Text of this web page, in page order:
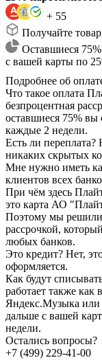
+ 55
Получайте
Оставшиеся
с вашей карты по
Подробнее об
Что такое оплата
безпроцентная
оставшиеся 75% вы
каждые 2 недели.
Есть ли переплата?
никаких скрытых
Мне нужно иметь
клиентов всех
При чём здесь
это карта АО
Поэтому мы решили
рассрочкой,
любых банков.
Это кредит? Нет,
оформляется.
Как будут
работает также как
Яндекс.Музыка или
дальше с вашей
недели.
Остались вопросы?
+7 (499) 229-41-00